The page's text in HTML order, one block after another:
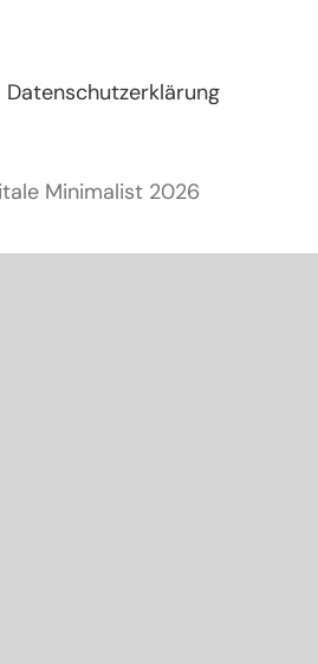
Datenschutzerklärung
Minimalist 2026